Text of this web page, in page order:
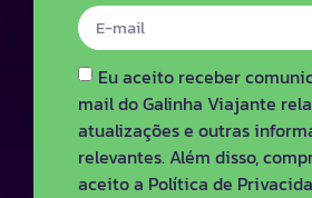
Eu aceito receber
mail do Galinha Viajante
atualizações e outras
relevantes. Além disso,
aceito a Política de